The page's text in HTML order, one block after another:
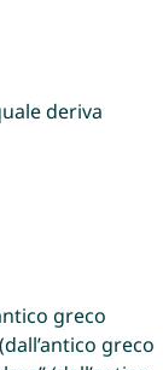
deriva
greco
greco